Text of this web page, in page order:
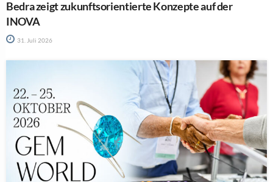
Bedra zeigt zukunftsorientierte Konzepte auf der
INOVA
31. Juli 2026